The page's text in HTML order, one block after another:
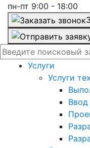
пн-пт 9:00 - 18:00
Услуги
Услуги
Ввод